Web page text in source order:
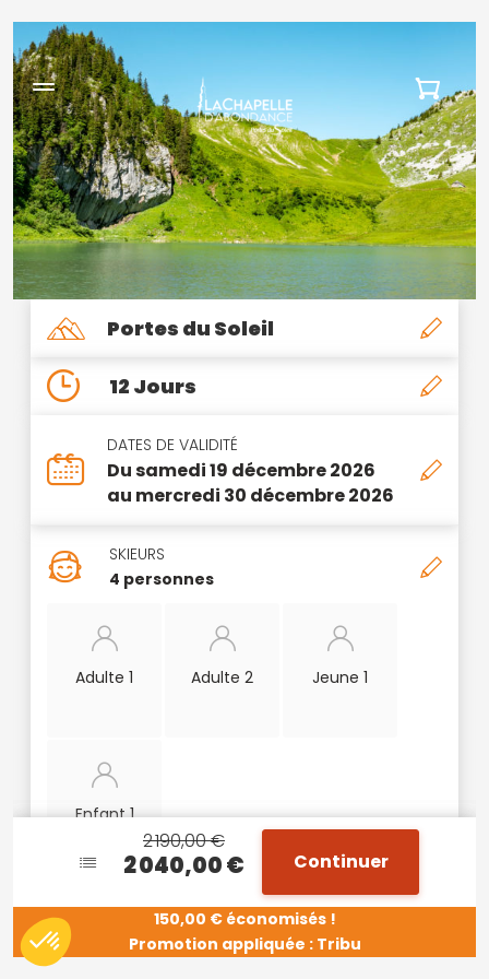
Portes du Soleil
12 Jours
DATES DE VALIDITÉ
Du samedi 19 décembre 2026
au mercredi 30 décembre 2026
SKIEURS
4 personnes
Adulte 1 Adulte 2 Jeune 1
Enfant 1
2 190,00 €
2 040,00 € Continuer
150,00 €économisés !
Promotion appliquée : Tribu
2 190,00 €
2 040,00 € Continuer
150,00 €économisés !
Promotion appliquée : Tribu